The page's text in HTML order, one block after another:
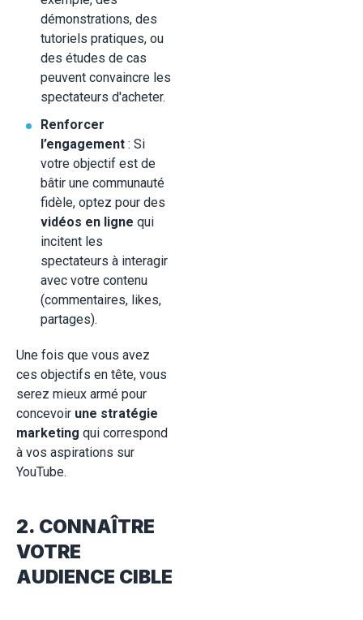
démonstrations, des
tutoriels pratiques, ou
des études de cas
peuvent convaincre les
spectateurs d'acheter.
Renforcer
l’engagement : Si
votre objectif est de
bâtir une communauté
fidèle, optez pour des
vidéos en ligne qui
incitent les
spectateurs à interagir
avec votre contenu
(commentaires, likes,
partages).
Une fois que vous avez
ces objectifs en tête, vous
serez mieux armé pour
concevoir une stratégie
marketing qui correspond
à vos aspirations sur
YouTube.
2. CONNAÎTRE
VOTRE
AUDIENCE CIBLE